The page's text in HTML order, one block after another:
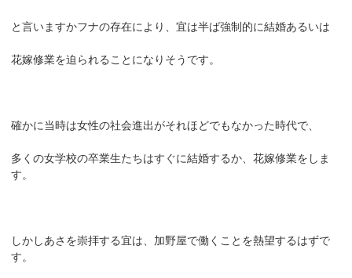
と言いますかフナの存在により、宜は半ば強制的に結婚あるいは
花嫁修業を迫られることになりそうです。
確かに当時は女性の社会進出がそれほどでもなかった時代で、
多くの女学校の卒業生たちはすぐに結婚するか、花嫁修業をしま
す。
しかしあさを崇拝する宜は、加野屋で働くことを熱望するはずで
す。